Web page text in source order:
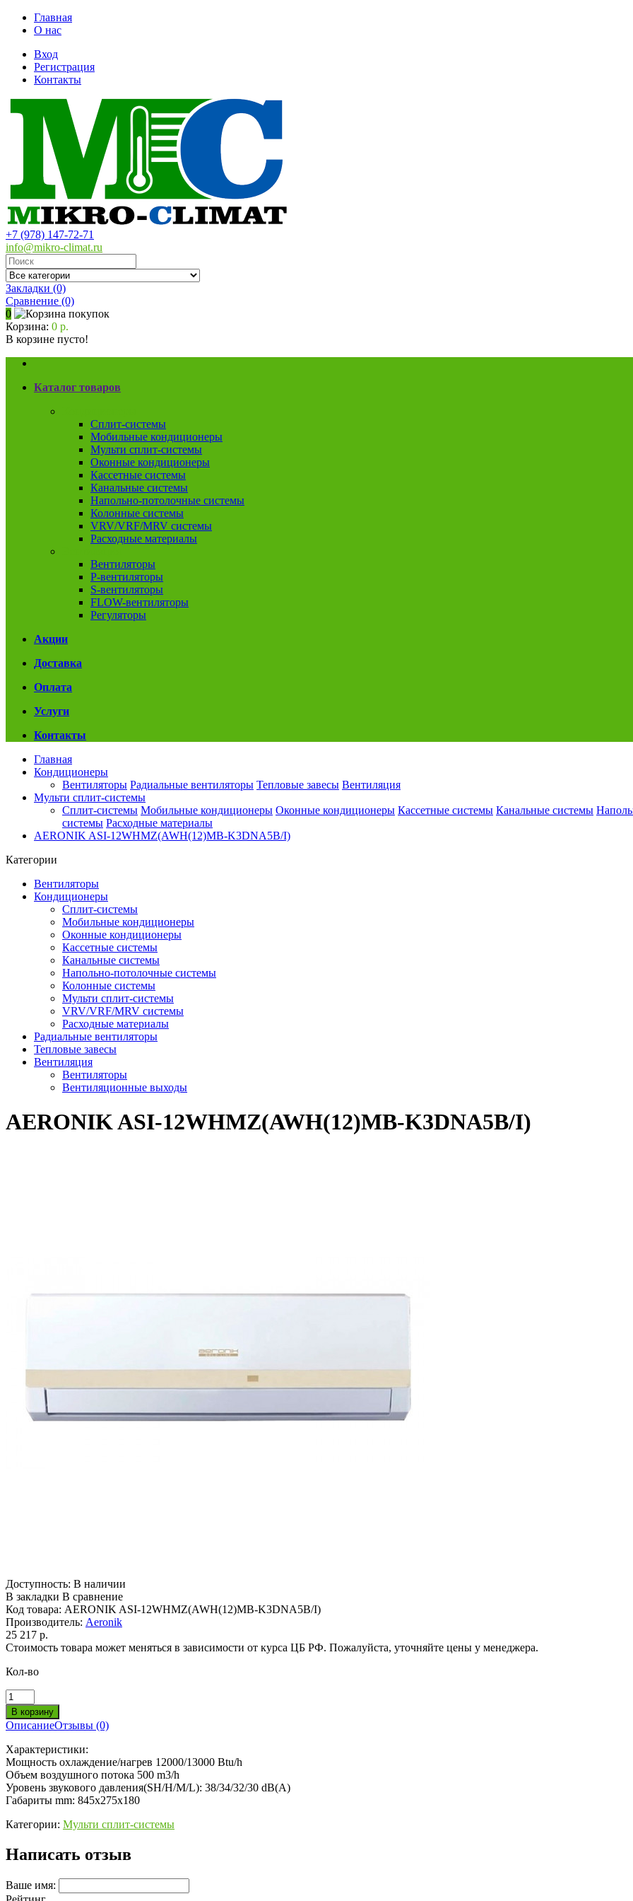
Главная
О нас
Вход
Регистрация
Контакты
+7 (978) 147-72-71
info@mikro-climat.ru
Закладки (0)
Сравнение (0)
0
Корзина: 0 р.
В корзине пусто!
Каталог товаров
Сплит-системы
Мобильные кондиционеры
Мульти сплит-системы
Оконные кондиционеры
Кассетные системы
Канальные системы
Напольно-потолочные системы
Колонные системы
VRV/VRF/MRV системы
Расходные материалы
Вентиляторы
P-вентиляторы
S-вентиляторы
FLOW-вентиляторы
Регуляторы
Акции
Доставка
Оплата
Услуги
Контакты
Главная
Кондиционеры
Вентиляторы Радиальные вентиляторы Тепловые завесы Вентиляция
Мульти сплит-системы
Сплит-системы Мобильные кондиционеры Оконные кондиционеры Кассетные системы Канальные системы
системы Расходные материалы
AERONIK ASI-12WHMZ(AWH(12)MB-K3DNA5B/I)
Категории
Вентиляторы
Кондиционеры
Сплит-системы
Мобильные кондиционеры
Оконные кондиционеры
Кассетные системы
Канальные системы
Напольно-потолочные системы
Колонные системы
Мульти сплит-системы
VRV/VRF/MRV системы
Расходные материалы
Радиальные вентиляторы
Тепловые завесы
Вентиляция
Вентиляторы
Вентиляционные выходы
AERONIK ASI-12WHMZ(AWH(12)MB-K3DNA5B/I)
Доступность: В наличии
В закладки В сравнение
Код товара: AERONIK ASI-12WHMZ(AWH(12)MB-K3DNA5B/I)
Производитель: Aeronik
25 217 р.
Стоимость товара может меняться в зависимости от курса ЦБ РФ. Пожалуйста, уточняйте цены у менеджера.
Кол-во
ОписаниеОтзывы (0)
Характеристики:
Мощность охлаждение/нагрев 12000/13000 Btu/h
Объем воздушного потока 500 m3/h
Уровень звукового давления(SH/H/M/L): 38/34/32/30 dB(A)
Габариты mm: 845х275х180
Категории: Мульти сплит-системы
Написать отзыв
Ваше имя: